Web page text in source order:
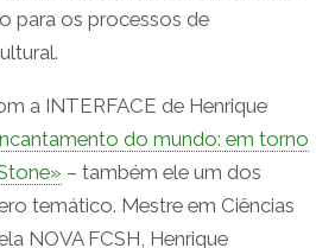
para os processos de
a INTERFACE de Henrique
do mundo: em torno
– também ele um dos
temático. Mestre em Ciências
NOVA FCSH, Henrique